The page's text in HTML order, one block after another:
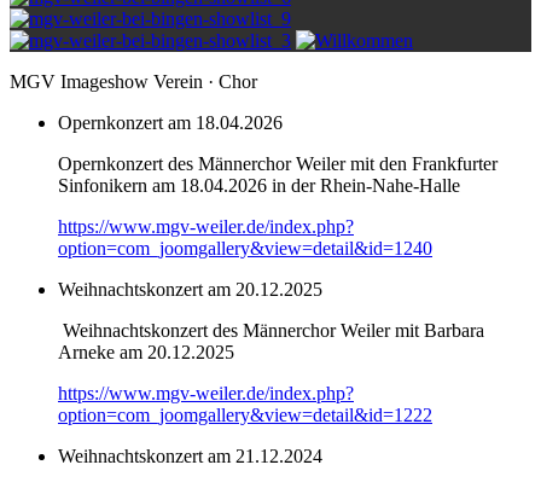
MGV Imageshow Verein · Chor
Opernkonzert am 18.04.2026
Opernkonzert des Männerchor Weiler mit den Frankfurter
Sinfonikern am 18.04.2026 in der Rhein-Nahe-Halle
https://www.mgv-weiler.de/index.php?
option=com_joomgallery&view=detail&id=1240
Weihnachtskonzert am 20.12.2025
Weihnachtskonzert des Männerchor Weiler mit Barbara
Arneke am 20.12.2025
https://www.mgv-weiler.de/index.php?
option=com_joomgallery&view=detail&id=1222
Weihnachtskonzert am 21.12.2024